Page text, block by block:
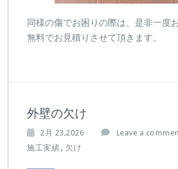
同様の傷でお困りの際は、是非一度
無料でお見積りさせて頂きます。
外壁の欠け
2月 23,2026 Leave a
施工実績 , 欠け